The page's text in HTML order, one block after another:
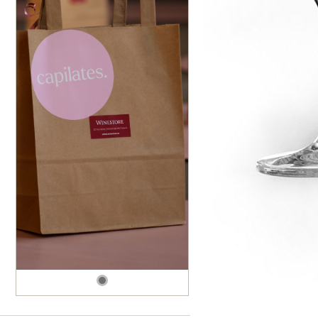
modré
šedé
rýnský
vlašský
červený
zelené
všechny odrůdy